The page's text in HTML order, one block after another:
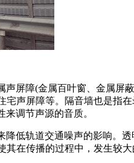
屏障(金属百叶窗、金属屏
声屏障等。隔音墙也是指
调节声源的音质。
低轨道交通噪声的影响。
在传播的过程中，发生较